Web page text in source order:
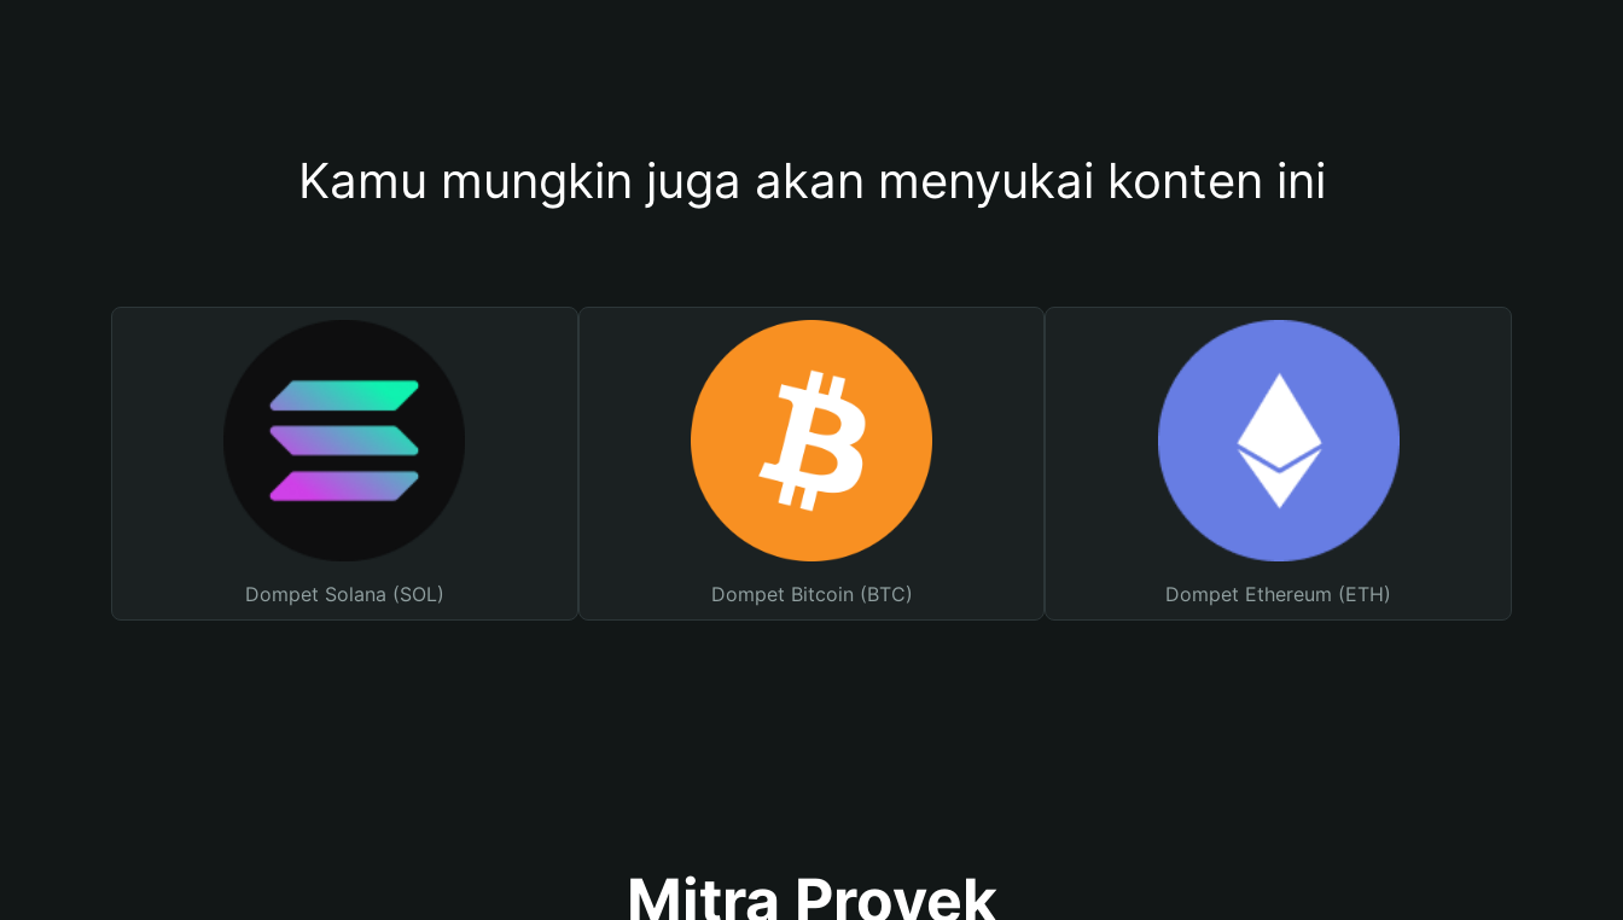
Kamu mungkin juga akan menyukai konten ini
Dompet Solana (SOL) Dompet Bitcoin (BTC) Dompet Ethereum (ETH)
Mitra Proyek